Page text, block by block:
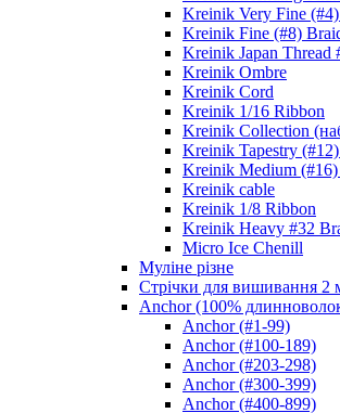
Kreinik Very Fine
Kreinik Fine (#8)
Kreinik Japan Thread
Kreinik Ombre
Kreinik Cord
Kreinik 1/16 Ribbon
Kreinik Collection
Kreinik Tapestry
Kreinik Medium
Kreinik cable
Kreinik 1/8 Ribbon
Kreinik Heavy #32
Micro Ice Chenill
Муліне різне
Стрічки для вишивання 2
Anchor (100%
Anchor (#1-99)
Anchor (#100-189)
Anchor (#203-298)
Anchor (#300-399)
Anchor (#400-899)